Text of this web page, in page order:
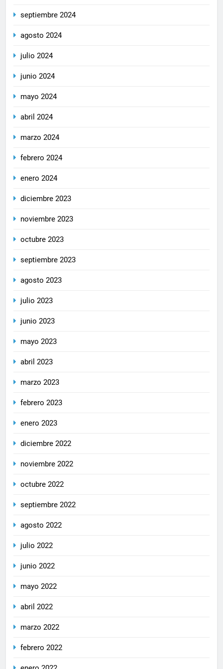
septiembre 2024
agosto 2024
julio 2024
junio 2024
mayo 2024
abril 2024
marzo 2024
febrero 2024
enero 2024
diciembre 2023
noviembre 2023
octubre 2023
septiembre 2023
agosto 2023
julio 2023
junio 2023
mayo 2023
abril 2023
marzo 2023
febrero 2023
enero 2023
diciembre 2022
noviembre 2022
octubre 2022
septiembre 2022
agosto 2022
julio 2022
junio 2022
mayo 2022
abril 2022
marzo 2022
febrero 2022